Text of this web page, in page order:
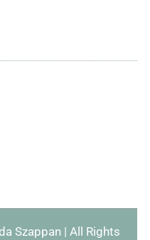
Szappan | All Rights